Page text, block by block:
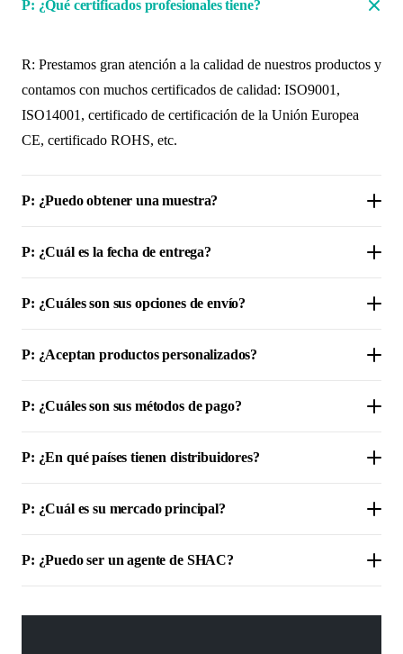
P: ¿Qué certificados profesionales tiene?
R: Prestamos gran atención a la calidad de nuestros productos y
contamos con muchos certificados de calidad: ISO9001,
ISO14001, certificado de certificación de la Unión Europea
CE, certificado ROHS, etc.
P: ¿Puedo obtener una muestra?
P: ¿Cuál es la fecha de entrega?
P: ¿Cuáles son sus opciones de envío?
P: ¿Aceptan productos personalizados?
P: ¿Cuáles son sus métodos de pago?
P: ¿En qué países tienen distribuidores?
P: ¿Cuál es su mercado principal?
P: ¿Puedo ser un agente de SHAC?